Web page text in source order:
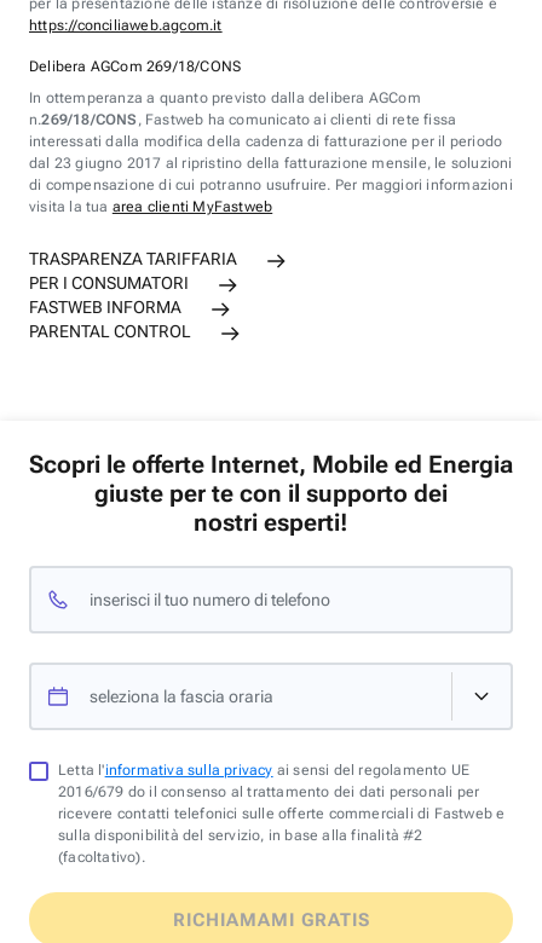
per la presentazione delle istanze di risoluzione delle controversie è
https://conciliaweb.agcom.it
Delibera AGCom 269/18/CONS
In ottemperanza a quanto previsto dalla delibera AGCom
n.269/18/CONS , Fastweb ha comunicato ai clienti di rete fissa
interessati dalla modifica della cadenza di fatturazione per il periodo
dal 23 giugno 2017 al ripristino della fatturazione mensile, le soluzioni
di compensazione di cui potranno usufruire. Per maggiori informazioni
visita la tua area clienti MyFastweb
TRASPARENZA TARIFFARIA
PER I CONSUMATORI
FASTWEB INFORMA
PARENTAL CONTROL
Scopri le offerte Internet, Mobile ed Energia
giuste per te con il supporto dei
nostri esperti!
inserisci il tuo numero di telefono
seleziona la fascia oraria
Letta l'informativa sulla privacy ai sensi del regolamento UE
2016/679 do il consenso al trattamento dei dati personali per
ricevere contatti telefonici sulle offerte commerciali di Fastweb e
sulla disponibilità del servizio, in base alla finalità #2
(facoltativo).
RICHIAMAMI GRATIS